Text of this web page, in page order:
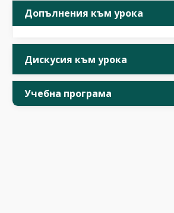
Допълнения към урока
Дискусия към урока
Учебна програма